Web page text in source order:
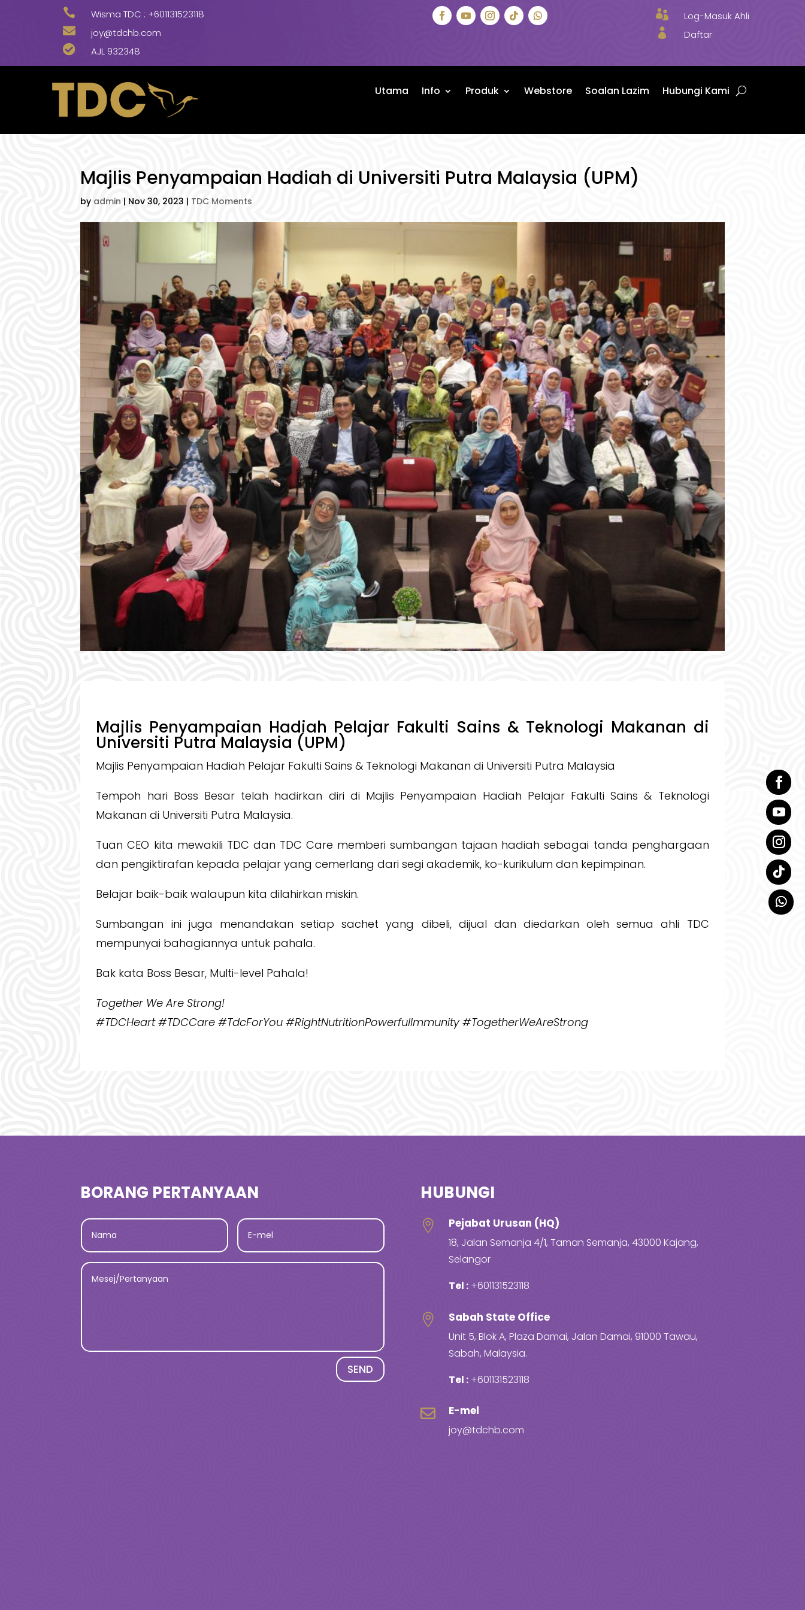
 Wisma TDC : +601131523118

joy@tdchb.com

AJL 932348

Log-Masuk Ahli

Daftar
Utama Info Produk Webstore Soalan Lazim Hubungi Kami
Majlis Penyampaian Hadiah di Universiti Putra Malaysia (UPM)
by admin | Nov 30, 2023 | TDC Moments
Majlis Penyampaian Hadiah Pelajar Fakulti Sains & Teknologi Makanan di
Universiti Putra Malaysia (UPM)
Majlis Penyampaian Hadiah Pelajar Fakulti Sains & Teknologi Makanan di Universiti Putra Malaysia
Tempoh hari Boss Besar telah hadirkan diri di Majlis Penyampaian Hadiah Pelajar Fakulti Sains & Teknologi
Makanan di Universiti Putra Malaysia.
Tuan CEO kita mewakili TDC dan TDC Care memberi sumbangan tajaan hadiah sebagai tanda penghargaan
dan pengiktirafan kepada pelajar yang cemerlang dari segi akademik, ko-kurikulum dan kepimpinan.
Belajar baik-baik walaupun kita dilahirkan miskin.
Sumbangan ini juga menandakan setiap sachet yang dibeli, dijual dan diedarkan oleh semua ahli TDC
mempunyai bahagiannya untuk pahala.
Bak kata Boss Besar, Multi-level Pahala!
Together We Are Strong!
#TDCHeart #TDCCare #TdcForYou #RightNutritionPowerfulImmunity #TogetherWeAreStrong
BORANG PERTANYAAN
SEND
HUBUNGI
 Pejabat Urusan (HQ)
18, Jalan Semanja 4/1, Taman Semanja, 43000 Kajang,
Selangor
Tel : +601131523118
 Sabah State Office
Unit 5, Blok A, Plaza Damai, Jalan Damai, 91000 Tawau,
Sabah, Malaysia.
Tel : +601131523118
 E-mel
joy@tdchb.com